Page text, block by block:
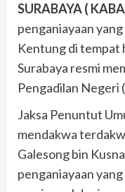
SURABAYA (
penganiayaan
Kentung di tempat
Surabaya resmi
Pengadilan Negeri
Jaksa Penuntut
mendakwa
Galesong bin
penganiayaan